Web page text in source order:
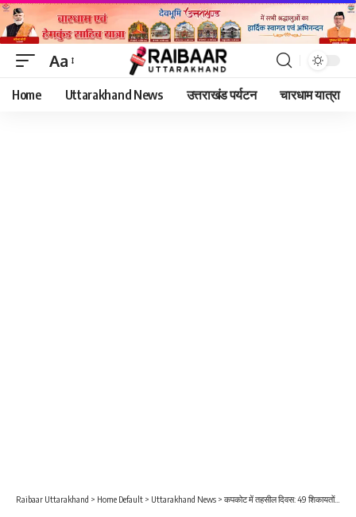
Font
Resizer
Aa
Home Uttarakhand News उत्तराखंड पर्यटन चारधाम यात्रा
Raibaar Uttarakhand > Home Default > Uttarakhand News > कपकोट में तहसील दिवस: 49 शिकायतों का त्वरित निस्तारण, आपदा क्षेत्र की विकास योजनाओं पर कड़े निर्देश